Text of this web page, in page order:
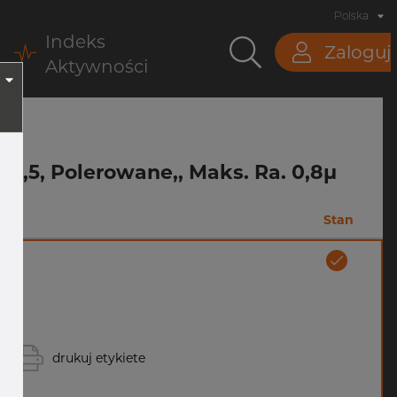
Indeks
Aktywności
Zaloguj
Polska
Polerowane,, Maks. Ra. 0,8µ
Stan
drukuj etykiete